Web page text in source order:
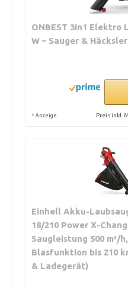
ONBEST 3in1 Elektro
W – Sauger & Häcksler
* Anzeige Preis inkl.
Einhell Akku-
18/210 Power X-
Saugleistung 500 m³/
Blasfunktion bis 210
& Ladegerät)